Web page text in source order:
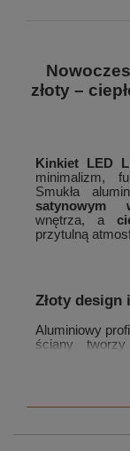
złoty –
Kinkiet LED
minimalizm,
Smukła
satynowym
wnętrza, a
przytulną
Złoty
Aluminiowy
ściany
wprowadzając